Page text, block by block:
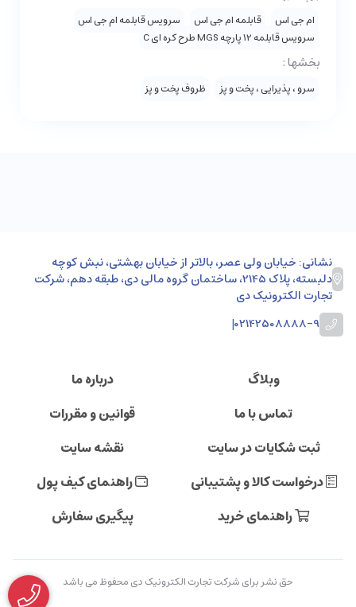
ام جی اس قابلمه ام جی اس
سرویس قابلمه ام جی اس
سرویس قابلمه 12 پارچه MGS طرح کره ای C
بخشها :
سرو ، پذیرایی ، پخت و پز ظروف پخت و پز
نشانی: خیابان ولی عصر، بالاتر از خیابان بهشتی، نبش کوچه
دلبسته، پلاک 2145، ساختمان گروه مالی دی، طبقه دهم، شرکت
تجارت الکترونیک دی
02142508888-9
|
وبلاگ
درباره ما
تماس با ما
قوانین و مقررات
ثبت شکایات در سایت
نقشه سایت
درخواست کالا و پشتیبانی
راهنمای کیف پول
راهنمای خرید
پیگیری سفارش
حق نشر برای شرکت تجارت الکترونیک دی محفوظ می باشد